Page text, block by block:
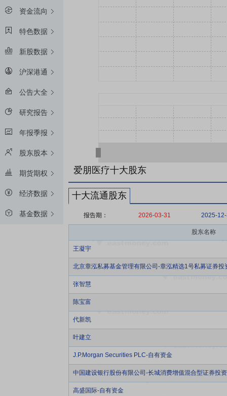
资金流向
特色数据
新股数据
沪深港通
公告大全
研究报告
年报季报
股东股本
期货期权
经济数据
基金数据
爱朋医疗十大股东
十大流通股东
报告期： 2026-03-31 2025-
股东名称
王凝宇
北京章泓私募基金管理有限公司-章泓精选1号私募证券投
张智慧
陈宝富
代新凯
叶建立
J.P.Morgan Securities PLC-自有资金
中国建设银行股份有限公司-长城消费增值混合型证券投
高盛国际-自有资金